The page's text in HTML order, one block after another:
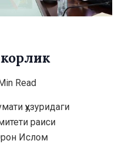
Read
ҳузуридаги
раиси
Ислом